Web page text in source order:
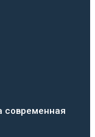
современная